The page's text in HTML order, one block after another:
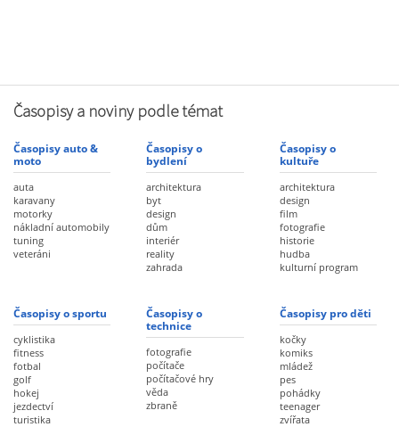
Časopisy a noviny podle témat
Časopisy auto &
moto
auta
karavany
motorky
nákladní automobily
tuning
veteráni
Časopisy o
bydlení
architektura
byt
design
dům
interiér
reality
zahrada
Časopisy o
kultuře
architektura
design
film
fotografie
historie
hudba
kulturní program
Časopisy o sportu
cyklistika
fitness
fotbal
golf
hokej
jezdectví
turistika
Časopisy o
technice
fotografie
počítače
počítačové hry
věda
zbraně
Časopisy pro děti
kočky
komiks
mládež
pes
pohádky
teenager
zvířata